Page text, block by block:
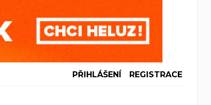
PŘIHLÁŠENÍ REGISTRACE